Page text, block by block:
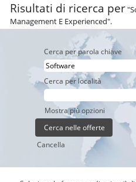
Risultati di ricerca per
Management E Experienced".
Cerca per parola chiave
Cerca per località
Mostra più opzioni
Cancella